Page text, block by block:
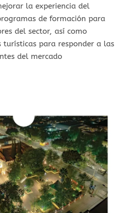
la experiencia del
de formación para
del sector, así como
para responder a las
del mercado